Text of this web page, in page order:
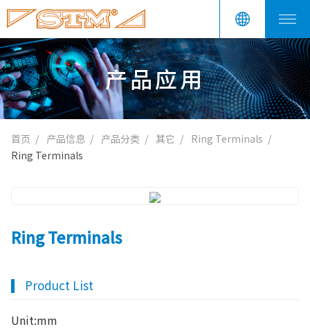
产品应用
首页 产品信息 产品分类 其它
Ring Terminals
Ring Terminals
Ring Terminals
Product List
Unit:mm